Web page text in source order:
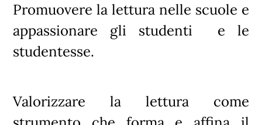
Promuovere la lettura nelle scuole e
appassionare gli studenti e le
studentesse.
Valorizzare la lettura come